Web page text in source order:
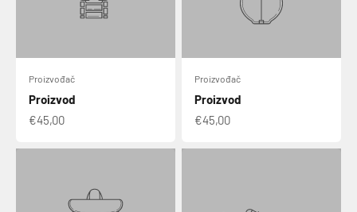
Proizvođač
Proizvod
€45,00
Proizvođač
Proizvod
€45,00